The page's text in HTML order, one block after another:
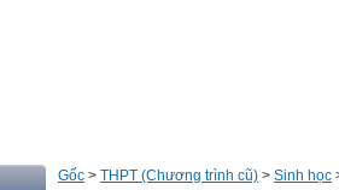
Gốc > THPT (Chương trình cũ) > Sinh học